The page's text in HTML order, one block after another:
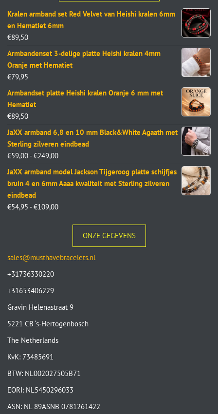
Kralen armband set Red Velvet van Heishi kralen 6mm
en Hematiet 6mm
€89,50
Armbandenset 3-delige platte Heishi kralen 4mm
Oranje met Hematiet
€79,95
Armbandset platte Heishi kralen Oranje 6 mm met
Hematiet
€89,50
JaXX armband 6,8 en 10 mm Black&White Agaath met
Sterling zilveren eindbead
€59,00 - €249,00
JaXX armband model Jackson Tijgeroog platte schijfjes
bruin 4 en 6mm Aaaa kwaliteit met Sterling zilveren
eindbead
€54,95 - €109,00
ONZE GEGEVENS
sales@musthavebracelets.nl
+31736330220
+31653406229
Gravin Helenastraat 9
5221 CB ‘s-Hertogenbosch
The Netherlands
KvK: 73485691
BTW: NL002027505B71
EORI: NL5450296033
ASN: NL 89ASNB 0781261422